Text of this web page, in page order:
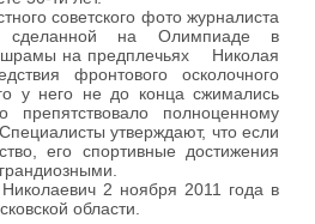
советского фото журналиста
сделанной на Олимпиаде в
шрамы на предплечьях Николая
фронтового осколочного
у него не до конца сжимались
полноценному
утверждают, что если
его спортивные достижения
2 ноября 2011 года в
области.